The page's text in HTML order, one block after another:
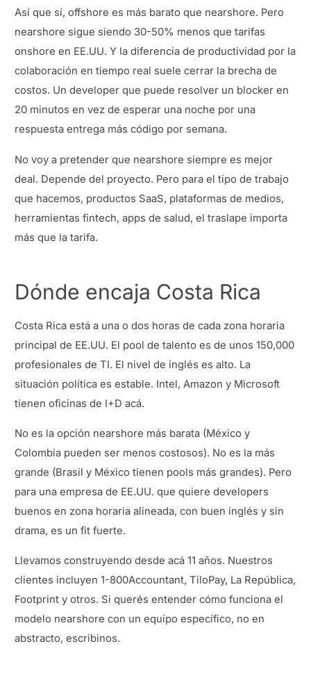
Así que sí, offshore es más barato que nearshore. Pero
nearshore sigue siendo 30-50% menos que tarifas
onshore en EE.UU. Y la diferencia de productividad por la
colaboración en tiempo real suele cerrar la brecha de
costos. Un developer que puede resolver un blocker en
20 minutos en vez de esperar una noche por una
respuesta entrega más código por semana.
No voy a pretender que nearshore siempre es mejor
deal. Depende del proyecto. Pero para el tipo de trabajo
que hacemos, productos SaaS, plataformas de medios,
herramientas fintech, apps de salud, el traslape importa
más que la tarifa.
Dónde encaja Costa Rica
Costa Rica está a una o dos horas de cada zona horaria
principal de EE.UU. El pool de talento es de unos 150,000
profesionales de TI. El nivel de inglés es alto. La
situación política es estable. Intel, Amazon y Microsoft
tienen oficinas de I+D acá.
No es la opción nearshore más barata (México y
Colombia pueden ser menos costosos). No es la más
grande (Brasil y México tienen pools más grandes). Pero
para una empresa de EE.UU. que quiere developers
buenos en zona horaria alineada, con buen inglés y sin
drama, es un fit fuerte.
Llevamos construyendo desde acá 11 años. Nuestros
clientes incluyen 1-800Accountant, TiloPay, La República,
Footprint y otros. Si querés entender cómo funciona el
modelo nearshore con un equipo específico, no en
abstracto, escribinos.